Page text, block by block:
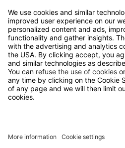
info@gerdmans.no
67 80 56 20
Åpningstid
Hverdager 08:00-16:00